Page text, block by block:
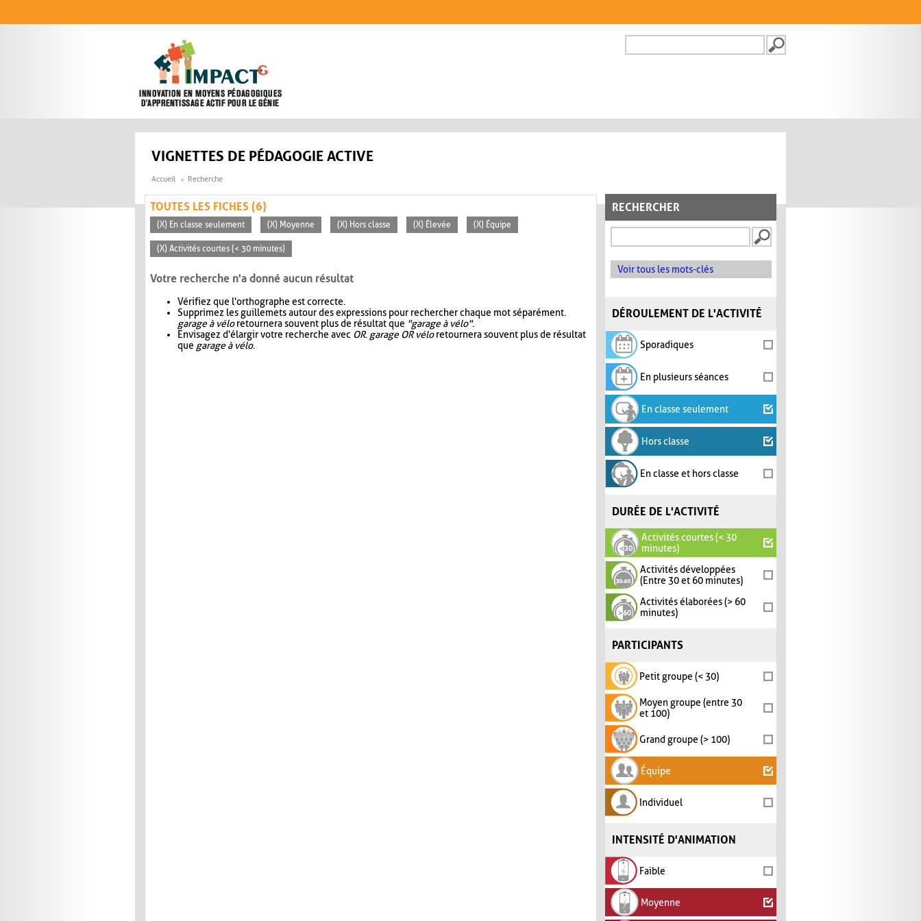
FORMULAIRE DE
VIGNETTES DE PÉDAGOGIE ACTIVE
Accueil Recherche
RECHERCHER
Voir tous les mots-clés
DÉROULEMENT DE L'ACTIVITÉ
Sporadiques
En plusieurs séances
En classe seulement
Hors classe
En classe et hors classe
DURÉE DE L'ACTIVITÉ
Activités courtes (< 30
minutes)
Activités développées
(Entre 30 et 60 minutes)
Activités élaborées (> 60
minutes)
PARTICIPANTS
Petit groupe (< 30)
Moyen groupe (entre 30
et 100)
Grand groupe (> 100)
Équipe
Individuel
INTENSITÉ D'ANIMATION
Faible
Moyenne
TOUTES LES FICHES (6)
(X) En classe seulement (X) Moyenne (X) Hors classe (X) Élevée (X) Équipe
(X) Activités courtes (< 30 minutes)
Votre recherche n'a donné aucun résultat
Vérifiez que l'orthographe est correcte.
Supprimez les guillemets autour des expressions pour rechercher chaque mot séparément.
garage à véloretournera souvent plus de résultat que "garage à vélo".
Envisagez d'élargir votre recherche avec OR. garage OR véloretournera souvent plus de résultat
que garage à vélo.